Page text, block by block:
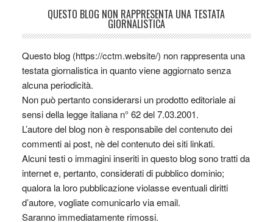
QUESTO BLOG NON RAPPRESENTA UNA TESTATA
GIORNALISTICA
Questo blog (https://cctm.website/) non rappresenta una
testata giornalistica in quanto viene aggiornato senza
alcuna periodicità.
Non può pertanto considerarsi un prodotto editoriale ai
sensi della legge italiana n° 62 del 7.03.2001.
L’autore del blog non è responsabile del contenuto dei
commenti ai post, nè del contenuto dei siti linkati.
Alcuni testi o immagini inseriti in questo blog sono tratti da
internet e, pertanto, considerati di pubblico dominio;
qualora la loro pubblicazione violasse eventuali diritti
d’autore, vogliate comunicarlo via email.
Saranno immediatamente rimossi.